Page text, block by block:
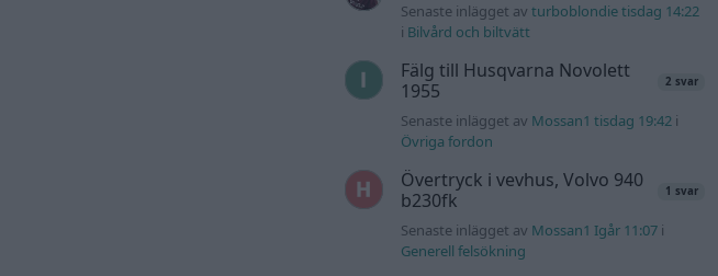
Senaste inlägget avturboblondie tisdag 14:22
i Bilvård och biltvätt
Fälg till Husqvarna Novolett
1955
2 svar
Senaste inlägget av Mossan1 tisdag 19:42 i
Övriga fordon
Övertryck i vevhus, Volvo 940
b230fk
1 svar
Senaste inlägget av Mossan1 Igår 11:07 i
Generell felsökning